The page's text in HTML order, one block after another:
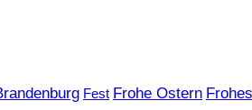
Fest Frohe Ostern